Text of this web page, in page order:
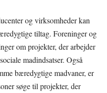
og virksomheder kan
tiltag. Foreninger og
om projekter, der arbejder
madindsatser. Også
bæredygtige madvaner, er
søge til projekter, der